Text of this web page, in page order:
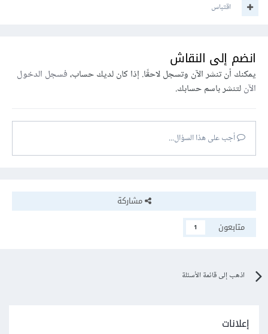
اقتباس
انضم إلى النقاش
يمكنك أن تنشر الآن وتسجل لاحقًا. إذا كان لديك حساب،فسجل الدخول
الآنلتنشر باسم حسابك.
أجب على هذا السؤال...
مشاركة
متابعون
1
اذهب إلى قائمة الأسئلة
إعلانات